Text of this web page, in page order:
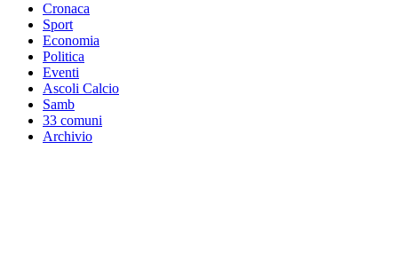
Cronaca
Sport
Economia
Politica
Eventi
Ascoli Calcio
Samb
33 comuni
Archivio